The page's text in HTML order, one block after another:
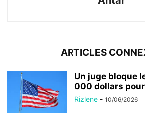
ARTICLES
Un juge bloque
000 dollars
Rizlene - 10/06/2026